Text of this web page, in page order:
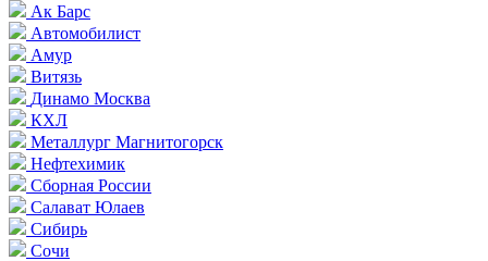
Ак Барс
Автомобилист
Амур
Витязь
Динамо Москва
КХЛ
Металлург Магнитогорск
Нефтехимик
Сборная России
Салават Юлаев
Сибирь
Сочи